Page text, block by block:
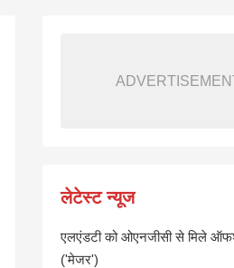
लेटेस्ट न्यूज
एलएंडटी को ओएनजीसी से मिले
('मेजर')